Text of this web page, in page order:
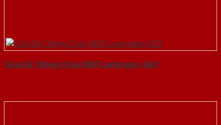
Cửa Gỗ Chống Cháy MDF Laminate-SGD